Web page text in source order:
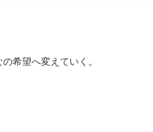
希望へ変えていく。